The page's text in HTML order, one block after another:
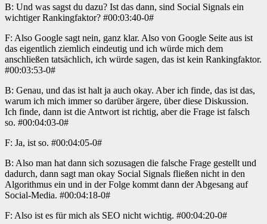
B: Und was sagst du dazu? Ist das dann, sind Social Signals ein
wichtiger Rankingfaktor? #00:03:40-0#
F: Also Google sagt nein, ganz klar. Also von Google Seite aus ist
das eigentlich ziemlich eindeutig und ich würde mich dem
anschließen tatsächlich, ich würde sagen, das ist kein Rankingfaktor.
#00:03:53-0#
B: Genau, und das ist halt ja auch okay. Aber ich finde, das ist das,
warum ich mich immer so darüber ärgere, über diese Diskussion.
Ich finde, dann ist die Antwort ist richtig, aber die Frage ist falsch
so. #00:04:03-0#
F: Ja, ist so. #00:04:05-0#
B: Also man hat dann sich sozusagen die falsche Frage gestellt und
dadurch, dann sagt man okay Social Signals fließen nicht in den
Algorithmus ein und in der Folge kommt dann der Abgesang auf
Social-Media. #00:04:18-0#
F: Also ist es für mich als SEO nicht wichtig. #00:04:20-0#